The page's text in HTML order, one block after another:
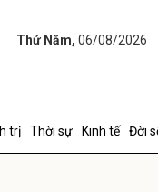
Thứ Năm, 06/08/2026
trị Thời sự Kinh tế Đời